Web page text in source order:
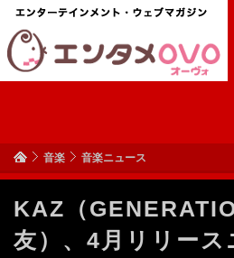
音楽 音楽ニュース
KAZ（
友）、4月リリー